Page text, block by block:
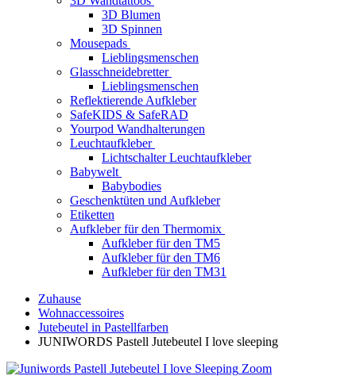
3D Blumen
3D Spinnen
Mousepads
Lieblingsmenschen
Glasschneidebretter
Lieblingsmenschen
Reflektierende Aufkleber
SafeKIDS & SafeRAD
Yourpod Wandhalterungen
Leuchtaufkleber
Lichtschalter Leuchtaufkleber
Babywelt
Babybodies
Geschenktüten und Aufkleber
Etiketten
Aufkleber für den Thermomix
Aufkleber für den TM5
Aufkleber für den TM6
Aufkleber für den TM31
Zuhause
Wohnaccessoires
Jutebeutel in Pastellfarben
JUNIWORDS Pastell Jutebeutel I love sleeping
Zoom